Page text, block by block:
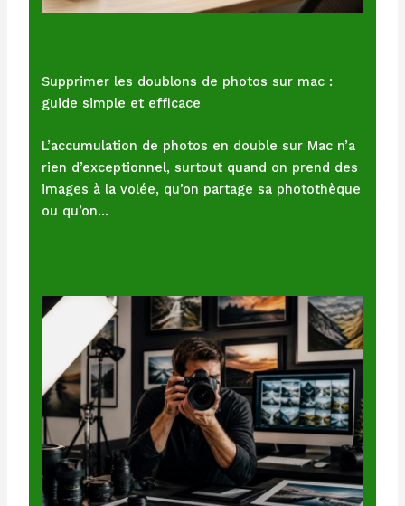
Supprimer les doublons de photos sur mac :
guide simple et efficace
L’accumulation de photos en double sur Mac n’a
rien d’exceptionnel, surtout quand on prend des
images à la volée, qu’on partage sa photothèque
ou qu’on…